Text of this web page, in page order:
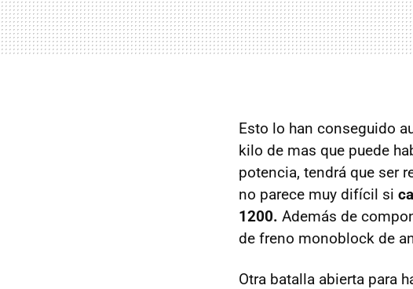
Esto lo han conseguido
kilo de mas que puede
potencia, tendrá que ser
no parece muy difícil si
1200. Además de
de freno monoblock de
Otra batalla abierta para